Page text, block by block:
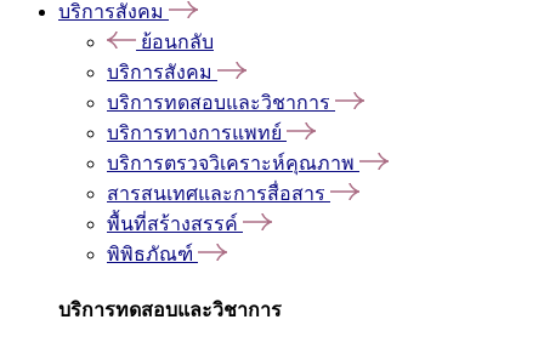
บริการสังคม
ย้อนกลับ
บริการสังคม
บริการทดสอบและวิชาการ
บริการทางการแพทย์
บริการตรวจวิเคราะห์คุณภาพ
สารสนเทศและการสื่อสาร
พื้นที่สร้างสรรค์
พิพิธภัณฑ์
บริการทดสอบและวิชาการ